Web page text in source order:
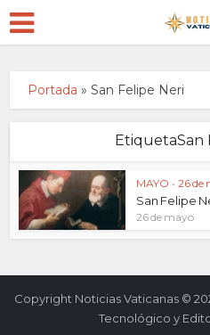
Portada »San Felipe Neri
EtiquetaSan
MAYO • 26 de
San Felipe
26 de mayo
Copyright Noticias Vaticanas ©
Tecnológico y